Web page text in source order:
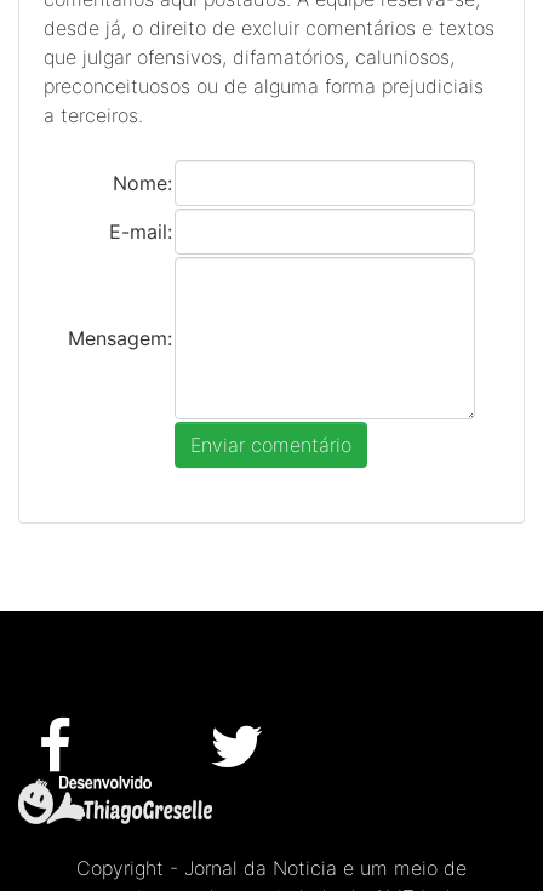
desde já, o direito de excluir comentários e textos
que julgar ofensivos, difamatórios, caluniosos,
preconceituosos ou de alguma forma prejudiciais
a terceiros.
Nome:
E-mail:
Mensagem:
Copyright - Jornal da Noticia e um meio de